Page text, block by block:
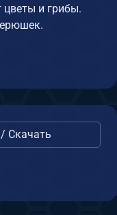
цветы и грибы.
Скачать